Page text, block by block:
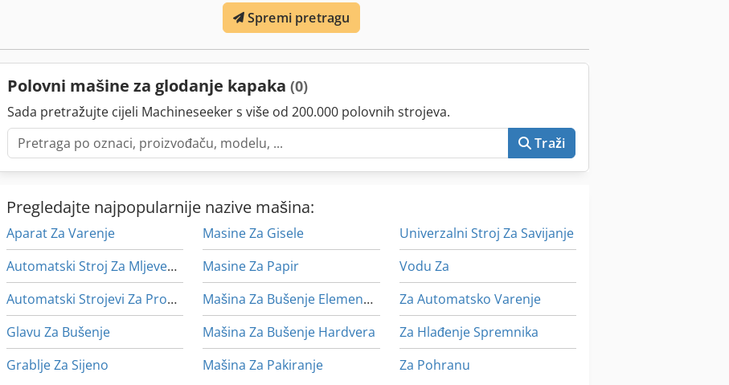
Spremi pretragu
Polovni mašine za glodanje kapaka (0)
Sada pretražujte cijeli Machineseeker s više od 200.000 polovnih strojeva.
Traži
Pregledajte najpopularnije nazive mašina:
Aparat Za Varenje
Automatski Stroj Za Mljevenje
Automatski Strojevi Za Probijanje
Glavu Za Bušenje
Grablje Za Sijeno
Masine Za Gisele
Masine Za Papir
Mašina Za Bušenje Elemenata
Mašina Za Bušenje Hardvera
Mašina Za Pakiranje
Univerzalni Stroj Za Savijanje
Vodu Za
Za Automatsko Varenje
Za Hlađenje Spremnika
Za Pohranu